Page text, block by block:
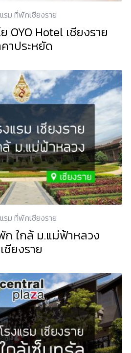
รม ที่พักเชียงราย
OYO Hotel เชียงราย
าประหยัด
รม ที่พักเชียงราย
ก ใกล้ ม.แม่ฟ้าหลวง
เชียงราย